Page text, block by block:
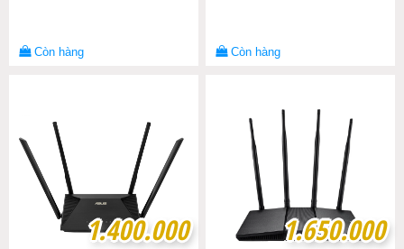
Còn hàng Còn hàng
1.400.000
1.400.000 1.650.000
1.650.000